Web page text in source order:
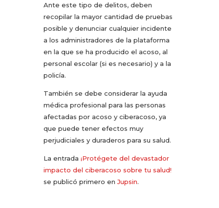
Ante este tipo de delitos, deben
recopilar la mayor cantidad de pruebas
posible y denunciar cualquier incidente
a los administradores de la plataforma
en la que se ha producido el acoso, al
personal escolar (si es necesario) y a la
policía.
También se debe considerar la ayuda
médica profesional para las personas
afectadas por acoso y ciberacoso, ya
que puede tener efectos muy
perjudiciales y duraderos para su salud.
La entrada ¡Protégete del devastador
impacto del ciberacoso sobre tu salud!
se publicó primero enJupsin.